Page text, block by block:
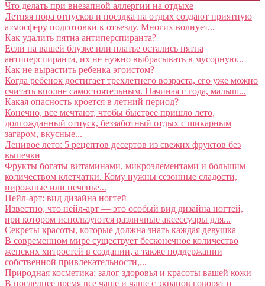
Что делать при внезапной аллергии на отдыхе
Летняя пора отпусков и поездка на отдых создают приятную
атмосферу подготовки к отъезду. Многих волнует...
Как удалить пятна антиперспиранта?
Если на вашей блузке или платье остались пятна
антиперспиранта, их не нужно выбрасывать в мусорную...
Как не вырастить ребенка эгоистом?
Когда ребенок достигает трехлетнего возраста, его уже можно
считать вполне самостоятельным. Начиная с года, малыш...
Какая опасность кроется в летний период?
Конечно, все мечтают, чтобы быстрее пришло лето,
долгожданный отпуск, беззаботный отдых с шикарным
загаром, вкусные...
Ленивое лето: 5 рецептов десертов из свежих фруктов без
выпечки
Фрукты богаты витаминами, микроэлементами и большим
количеством клетчатки. Кому нужны сезонные сладости,
пирожные или печенье...
Нейл-арт: вид дизайна ногтей
Известно, что нейл-арт — это особый вид дизайна ногтей,
при котором используются различные аксессуары для...
Секреты красоты, которые должна знать каждая девушка
В современном мире существует бесконечное количество
женских хитростей в создании, а также поддержании
собственной привлекательности,...
Природная косметика: залог здоровья и красоты вашей кожи
В последнее время все чаще и чаще с экранов говорят о